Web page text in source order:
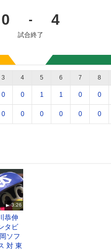
0 - 4
試合終了
3 4 5 6 7 8
0 0 1 1 0 0
0 0 0 0 0 0
3:26
恭伸
タビ
ソフ
対 東